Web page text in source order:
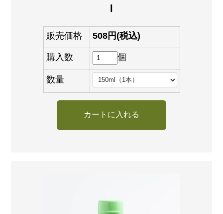
販売価格 508円(税込)
購入数 個
数量